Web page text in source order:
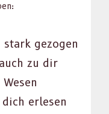
gezo­gen
zu dir
erlesen